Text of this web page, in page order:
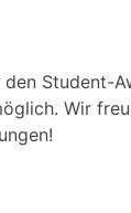
den Student-
Wir